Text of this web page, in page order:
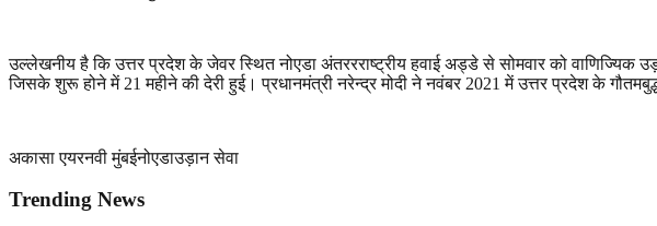
उल्लेखनीय है कि उत्तर प्रदेश के जेवर स्थित नोएडा अंतररराष्ट्रीय हवाई अड्डे से सोमवार को
जिसके शुरू होने में 21महीने की देरी हुई। प्रधानमंत्री नरेन्द्र मोदी ने नवंबर 2021में उत्तर प्रदेश के
अकासा एयरनवी मुंबईनोएडाउड़ान सेवा
Trending News